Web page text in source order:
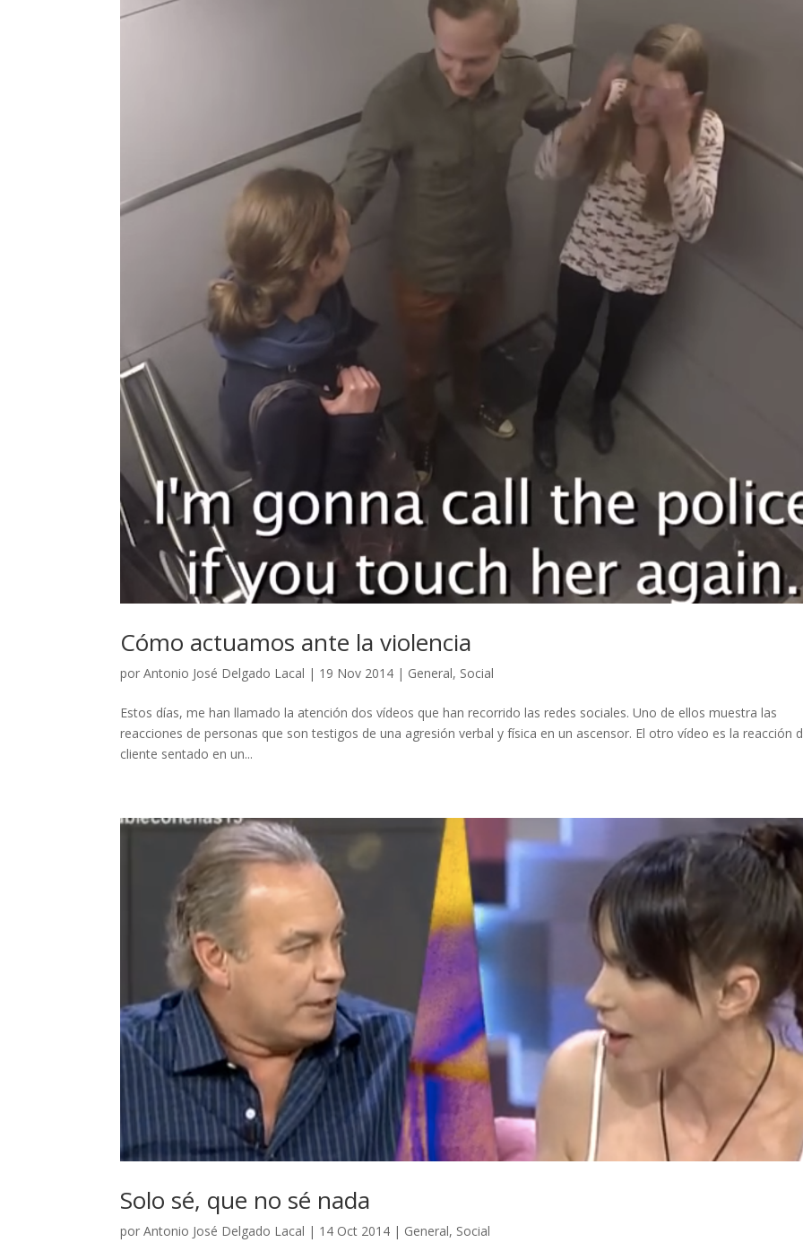
Cómo actuamos ante la violencia
porAntonio José Delgado Lacal | 19 Nov 2014 | General, Social
Estos días, me han llamado la atención dos vídeos que han recorrido las redes sociales. Uno de ellos muestra las
reacciones de personas que son testigos de una agresión verbal y física en un ascensor. El otro vídeo es la reacción
cliente sentado en un...
Solo sé, que no sé nada
porAntonio José Delgado Lacal | 14 Oct 2014 | General, Social